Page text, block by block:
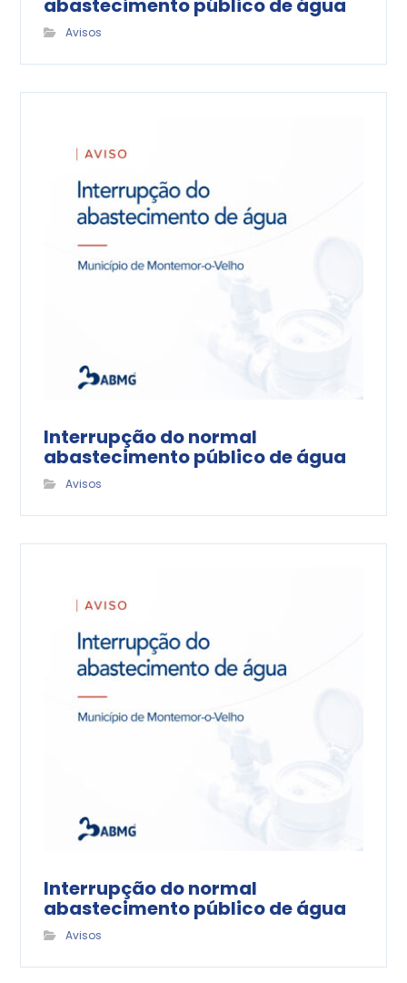
abastecimento público de água
Avisos
Interrupção do normal
abastecimento público de água
Avisos
Interrupção do normal
abastecimento público de água
Avisos